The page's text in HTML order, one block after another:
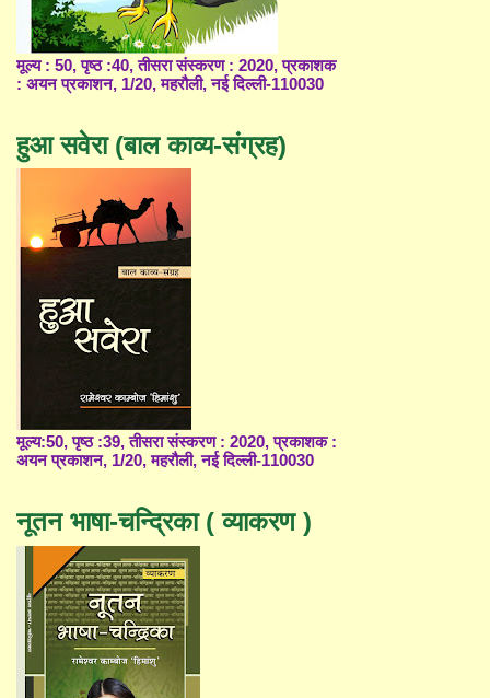
मूल्य : 50, पृष्ठ :40, तीसरा संस्करण : 2020, प्रकाशक
: अयन प्रकाशन, 1/20, महरौली, नई दिल्ली-110030
हुआ सवेरा (बाल काव्य-संग्रह)
मूल्य:50, पृष्ठ :39, तीसरा संस्करण : 2020, प्रकाशक :
अयन प्रकाशन, 1/20, महरौली, नई दिल्ली-110030
नूतन भाषा-चन्द्रिका ( व्याकरण )